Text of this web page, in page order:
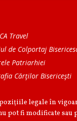
Travel
de Colportaj
Patriarhiei
Cărţilor Bisericeşti
legale în
pot fi modificate sau